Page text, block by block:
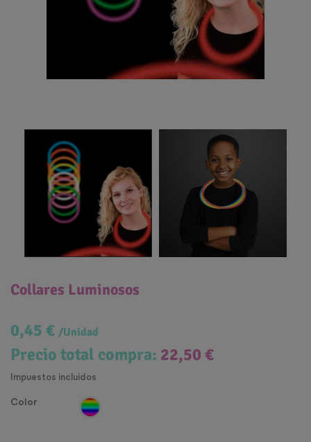
Collares Luminosos
0,45 € /Unidad
Precio total compra: 22,50 €
Impuestos incluidos
Color